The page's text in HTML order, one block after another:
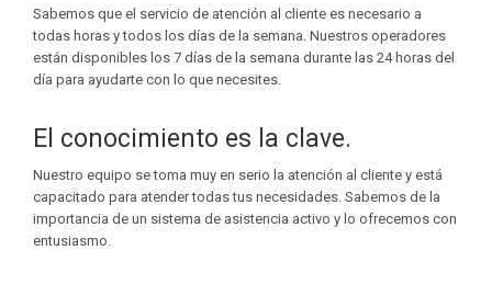
Sabemos que el servicio de atención al cliente es necesario a
todas horas y todos los días de la semana. Nuestros operadores
están disponibles los 7 días de la semana durante las 24 horas del
día para ayudarte con lo que necesites.
El conocimiento es la clave.
Nuestro equipo se toma muy en serio la atención al cliente y está
capacitado para atender todas tus necesidades. Sabemos de la
importancia de un sistema de asistencia activo y lo ofrecemos con
entusiasmo.